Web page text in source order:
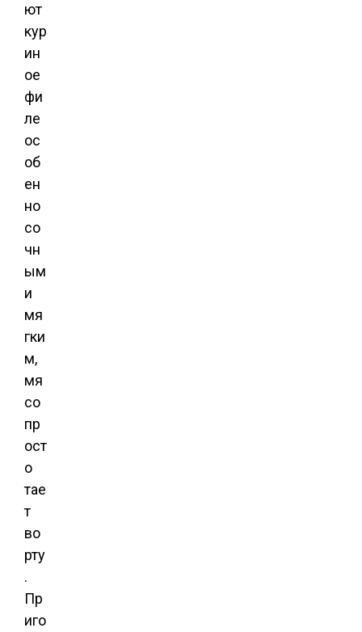
ют
кур
ин
ое
фи
ле
ос
об
ен
но
со
чн
ым
и
мя
гки
м,
мя
со
пр
ост
о
тае
т
во
рту
.
Пр
иго